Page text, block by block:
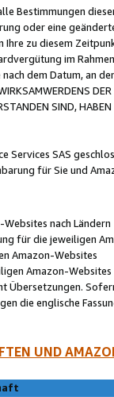
Bestimmungen
oder eine
Ihre zu diesem
im
dem Datum, an
SIND,
Services SAS
für Sie und
nach Ländern
für die jeweiligen
Amazon-Websites
Amazon-Websites
Übersetzungen.
die englische
UND